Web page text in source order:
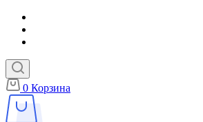
0 Корзина